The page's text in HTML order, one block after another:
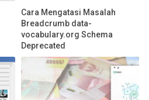
Cara Mengatasi Masalah
Breadcrumb data-
vocabulary.org Schema
Deprecated